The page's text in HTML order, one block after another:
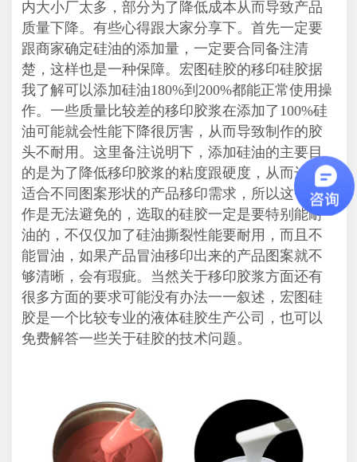
内大小厂太多，部分为了降低成本从而导致产品
质量下降。有些心得跟大家分享下。首先一定要
跟商家确定硅油的添加量，一定要合同备注清
楚，这样也是一种保障。宏图硅胶的移印硅胶据
我了解可以添加硅油180%到200%都能正常使用操
作。一些质量比较差的移印胶浆在添加了100%硅
油可能就会性能下降很厉害，从而导致制作的胶
头不耐用。这里备注说明下，添加硅油的主要目
的是为了降低移印胶浆的粘度跟硬度，从而达到
适合不同图案形状的产品移印需求，所以这个操
作是无法避免的，选取的硅胶一定是要特别能耐
油的，不仅仅加了硅油撕裂性能要耐用，而且不
能冒油，如果产品冒油移印出来的产品图案就不
够清晰，会有瑕疵。当然关于移印胶浆方面还有
很多方面的要求可能没有办法一一叙述，宏图硅
胶是一个比较专业的液体硅胶生产公司，也可以
免费解答一些关于硅胶的技术问题。